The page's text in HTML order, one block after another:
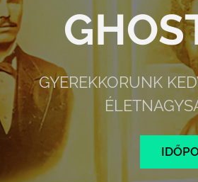
GYEREKKORUNK